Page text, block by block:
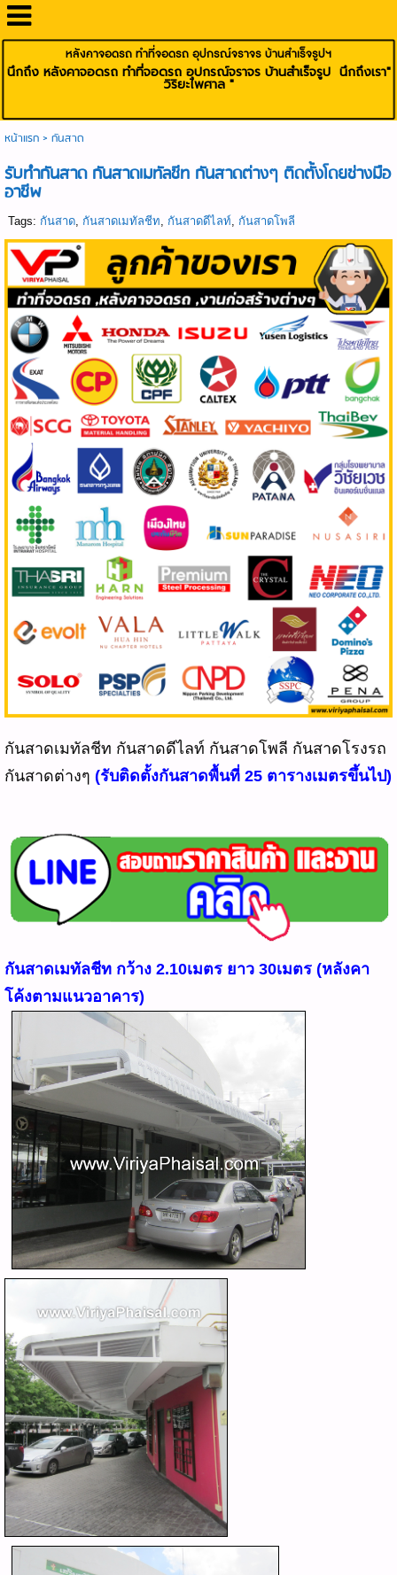
หลังคาจอดรถ ทำที่จอดรถ อุปกรณ์จราจร บ้านสำเร็จรูปฯ
นึกถึง หลังคาจอดรถ ทำที่จอดรถ อุปกรณ์จราจร บ้านสำเร็จรูป นึกถึงเรา"
วิริยะไพศาล "
หน้าแรก> กันสาด
รับทำกันสาด กันสาดเมทัลชีท กันสาดต่างๆ ติดตั้งโดยช่างมือ
อาชีพ
Tags: กันสาด, กันสาดเมทัลชีท, กันสาดดีไลท์, กันสาดโพลี
กันสาดเมทัลชีท กันสาดดีไลท์ กันสาดโพลี กันสาดโรงรถ
กันสาดต่างๆ (รับติดตั้งกันสาดพื้นที่ 25 ตารางเมตรขึ้นไป)
กันสาดเมทัลชีท กว้าง 2.10เมตร ยาว 30เมตร (หลังคา
โค้งตามแนวอาคาร)